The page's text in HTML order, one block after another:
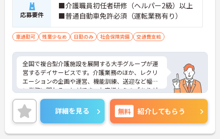
応募要件
■介護職員初任者研修（ヘルパー2級）以上
■普通自動車免許必須（運転業務有り）
車通勤可 残業少なめ 日勤のみ 社会保険完備 交通費支給
全国で複合型介護施設を展開する大手グループが運
営するデイサービスです。介護業務のほか、レクリ
エーションの企画や運営、機能訓練、送迎など幅広
い業務に関わることができ、お客様からの「ありが
とう」を直接やりがいにできる環境です。有給休暇
とは別に年間17日間のリフレッシュ休暇が付与さ
れ、平日の取得もしやすいため、ご家庭との両立や
ご自身の趣味など、プライベートを大切にしながら
日勤帯で無理なく働き続けられます。髪色やネイル
詳細を見る 無料 紹介してもらう